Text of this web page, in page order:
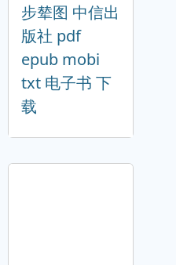
步辇图 中信出
版社 pdf
epub mobi
txt 电子书 下
载